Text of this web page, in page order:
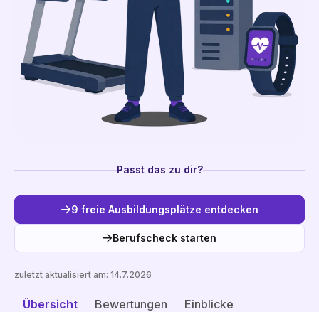
Passt das zu dir?
9 freie Ausbildungsplätze entdecken
Berufscheck starten
Übersicht Bewertungen Einblicke
zuletzt aktualisiert am: 14.7.2026
Freie Plätze entdecken